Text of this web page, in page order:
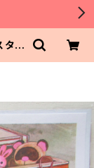
ター